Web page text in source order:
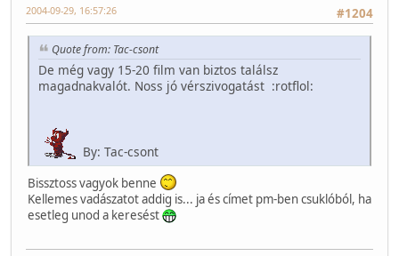
#1204
2004-09-29, 16:57:26
Quote from: Tac-csont
De még vagy 15-20 film van biztos találsz
magadnakvalót. Noss jó vérszivogatást :rotflol:
By: Tac-csont
Bissztoss vagyok benne
Kellemes vadászatot addig is... ja és címet pm-ben csuklóból, ha
esetleg unod a keresést